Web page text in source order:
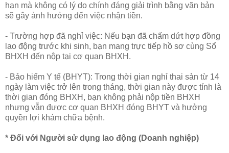
hạn mà không có lý do chính đáng giải trình bằng văn bản
sẽ gây ảnh hưởng đến việc nhận tiền.
- Trường hợp đã nghỉ việc: Nếu bạn đã chấm dứt hợp đồng
lao động trước khi sinh, bạn mang trực tiếp hồ sơ cùng Sổ
BHXH đến nộp tại cơ quan BHXH.
- Bảo hiểm Y tế (BHYT): Trong thời gian nghỉ thai sản từ 14
ngày làm việc trở lên trong tháng, thời gian này được tính là
thời gian đóng BHXH, bạn không phải nộp tiền BHXH
nhưng vẫn được cơ quan BHXH đóng BHYT và hưởng
quyền lợi khám chữa bệnh.
* Đối với Người sử dụng lao động (Doanh nghiệp)